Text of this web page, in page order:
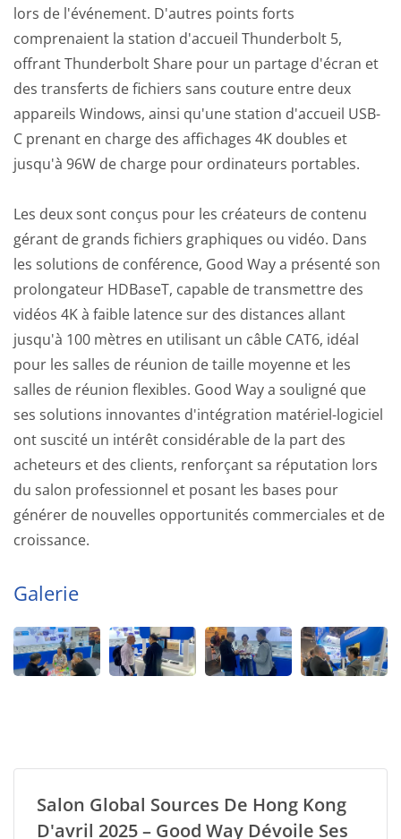
lors de l'événement. D'autres points forts
comprenaient la station d'accueil Thunderbolt 5,
offrant Thunderbolt Share pour un partage d'écran et
des transferts de fichiers sans couture entre deux
appareils Windows, ainsi qu'une station d'accueil USB-
C prenant en charge des affichages 4K doubles et
jusqu'à 96W de charge pour ordinateurs portables.
Les deux sont conçus pour les créateurs de contenu
gérant de grands fichiers graphiques ou vidéo. Dans
les solutions de conférence, Good Way a présenté son
prolongateur HDBaseT, capable de transmettre des
vidéos 4K à faible latence sur des distances allant
jusqu'à 100 mètres en utilisant un câble CAT6, idéal
pour les salles de réunion de taille moyenne et les
salles de réunion flexibles. Good Way a souligné que
ses solutions innovantes d'intégration matériel-logiciel
ont suscité un intérêt considérable de la part des
acheteurs et des clients, renforçant sa réputation lors
du salon professionnel et posant les bases pour
générer de nouvelles opportunités commerciales et de
croissance.
Galerie
Salon Global Sources De Hong Kong
D'avril 2025 – Good Way Dévoile Ses